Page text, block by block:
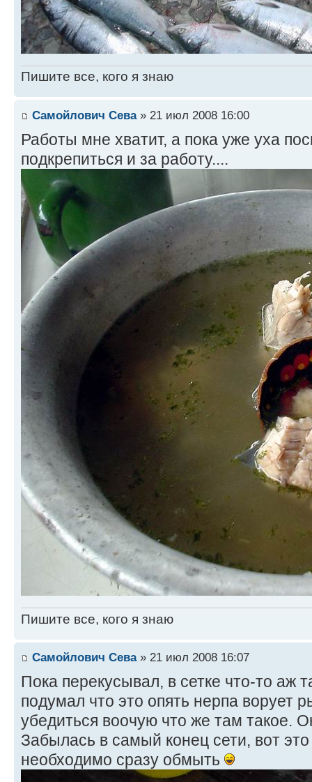
Пишите все, кого я знаю
Самойлович Сева» 21 июл 2008 16:00
Работы мне хватит, а пока уже уха
подкрепиться и за работу....
Пишите все, кого я знаю
Самойлович Сева» 21 июл 2008 16:07
Пока перекусывал, в сетке что-то аж
подумал что это опять нерпа ворует
убедиться воочую что же там такое.
Забылась в самый конец сети, вот
необходимо сразу обмыть